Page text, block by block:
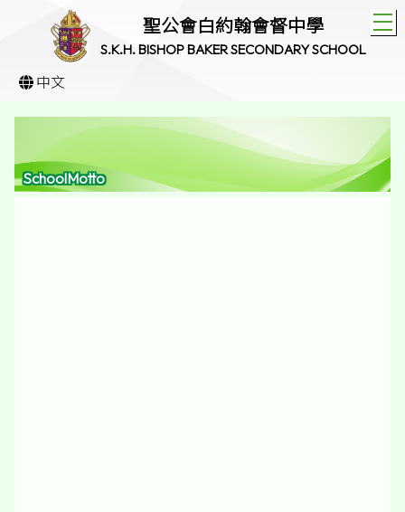
聖公會白約翰會督中學
S.K.H. BISHOP BAKER SECONDARY SCHOOL
中文
SchoolMotto